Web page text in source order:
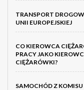
TRANSPORT
UNII EUROPEJSKIEJ
CO KIEROWCA
PRACY JAKO
CIĘŻARÓWKI?
SAMOCHÓD Z KOMISU